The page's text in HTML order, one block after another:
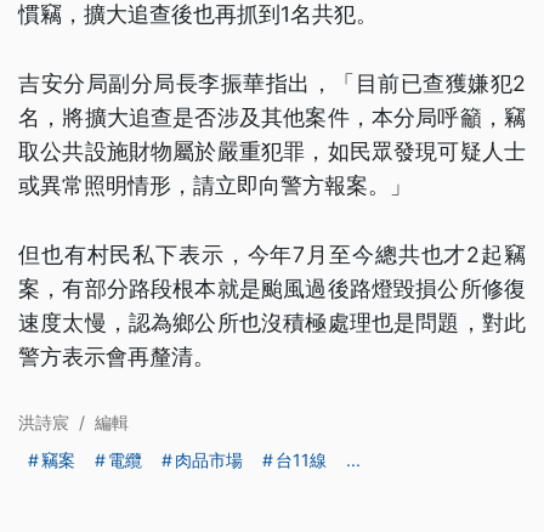
慣竊，擴大追查後也再抓到1名共犯。
吉安分局副分局長李振華指出，「目前已查獲嫌犯2
名，將擴大追查是否涉及其他案件，本分局呼籲，竊
取公共設施財物屬於嚴重犯罪，如民眾發現可疑人士
或異常照明情形，請立即向警方報案。」
但也有村民私下表示，今年7月至今總共也才2起竊
案，有部分路段根本就是颱風過後路燈毀損公所修復
速度太慢，認為鄉公所也沒積極處理也是問題，對此
警方表示會再釐清。
洪詩宸 / 編輯
竊案
電纜 肉品市場 台11線 ...